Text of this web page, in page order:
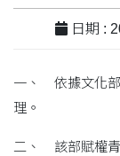
日期 :
一、 依據文化部
理。
二、 該部賦權青